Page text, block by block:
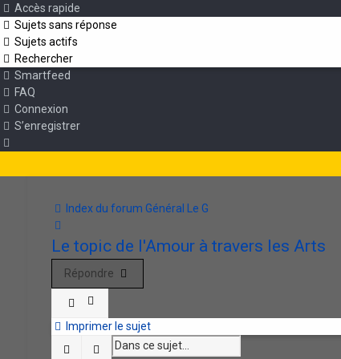
Accès rapide
Sujets sans réponse
Sujets actifs
Rechercher
Smartfeed
FAQ
Connexion
S’enregistrer
Index du forum Général
Le G
Le topic de l'Amour à travers les Arts
Répondre
Imprimer le sujet
RechercherRecherche avancée